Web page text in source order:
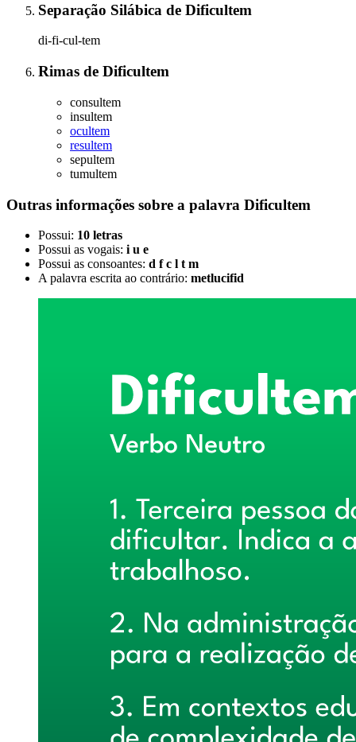
Separação Silábica de Dificultem
di-fi-cul-tem
Rimas de Dificultem
consultem
insultem
ocultem
resultem
sepultem
tumultem
Outras informações sobre a palavra Dificultem
Possui: 10 letras
Possui as vogais: i u e
Possui as consoantes: d f c l t m
A palavra escrita ao contrário: metlucifid